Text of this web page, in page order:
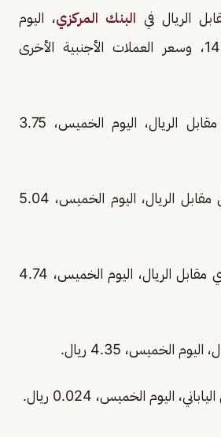
الريال في البنك المركزي، اليوم
الخميس 18-12-1447، وسعر العملات الأجنبية الأخرى
مقابل الريال، اليوم الخميس، 3.75
سعر الجنيه الإسترليني مقابل الريال، اليوم الخميس، 5.04
سعر الفرنك السويسري مقابل الريال، اليوم الخميس، 4.74
الخميس، 4.35 ريال.
اليوم الخميس، 0.024 ريال.